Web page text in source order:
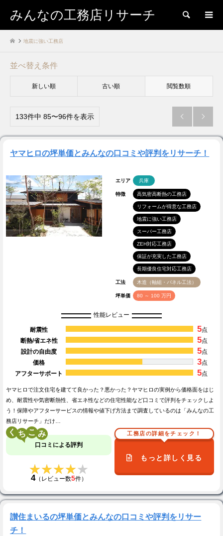
みんなの工務店リサーチ 検索
地震に強い工務店
並べ替え条件
新しい順 古い順 閲覧数順
133件中 85〜96件を表示  
ヤマヒロの坪単価とみんなの口コミや評判をリサーチ！
エリア 兵庫
特徴 高気密高断熱の工務店
リフォームが得意な工務店
地震に強い工務店
スーパー工務店
ZEH対応工務店
保証が充実した工務店
長期優良住宅対応工務店
工法 木造（軸組・パネル工法）
坪単価 80 ～ 100 万円
性能レビュー
耐震性 5点
断熱/省エネ性
5点
設計の自由度
5点
価格
3点
アフターサポート
5点
ヤマヒロで注文住宅を建てて良かった？悪かった？ヤマヒロの実例から価格面をはじ
め、耐震性や気密断熱性、省エネ性などの住宅性能など口コミで評判をチェックしよ
う！保障やアフターサービスの情報や値下げ方法まで調査しているのは「みんなの工
務店リサーチ」だけ…
く こ
口コミによる評判
★★★★★
★★★★★
4（レビュー数5件）
工務店の詳細をチェック！
もっと詳しく見る
讃住まいるの坪単価とみんなの口コミや評判をリサー
チ！